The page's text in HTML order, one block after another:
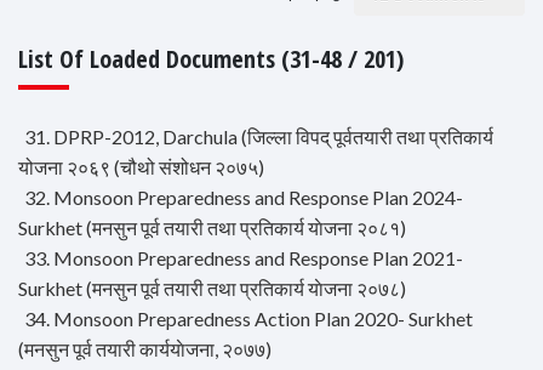
List Of Loaded Documents (31-48 / 201)
31. DPRP-2012, Darchula (जिल्ला विपद् पूर्वतयारी तथा प्रतिकार्य
योजना २०६९ (चौथो संशोधन २०७५)
32. Monsoon Preparedness and Response Plan 2024-
Surkhet (मनसुन पूर्व तयारी तथा प्रतिकार्य याेजना २०८१)
33. Monsoon Preparedness and Response Plan 2021-
Surkhet (मनसुन पूर्व तयारी तथा प्रतिकार्य याेजना २०७८)
34. Monsoon Preparedness Action Plan 2020- Surkhet
(मनसुन पूर्व तयारी कार्ययाेजना, २०७७)